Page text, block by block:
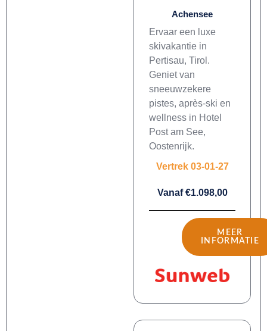
Achensee
Ervaar een luxe
skivakantie in
Pertisau, Tirol.
Geniet van
sneeuwzekere
pistes, après-ski en
wellness in Hotel
Post am See,
Oostenrijk.
Vertrek 03-01-27
Vanaf €1.098,00
MEER
INFORMATIE